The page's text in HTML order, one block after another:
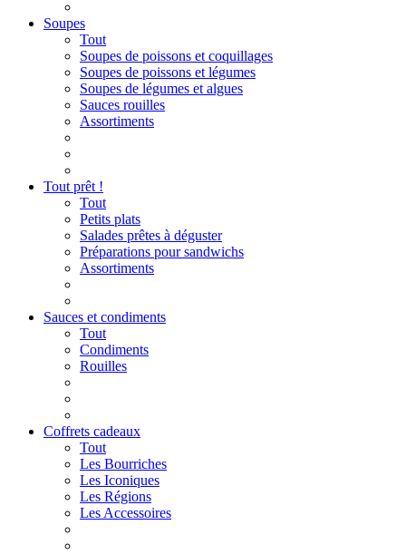
Soupes
Tout
Soupes de poissons et coquillages
Soupes de poissons et légumes
Soupes de légumes et algues
Sauces rouilles
Assortiments
Tout prêt !
Tout
Petits plats
Salades prêtes à déguster
Préparations pour sandwichs
Assortiments
Sauces et condiments
Tout
Condiments
Rouilles
Coffrets cadeaux
Tout
Les Bourriches
Les Iconiques
Les Régions
Les Accessoires